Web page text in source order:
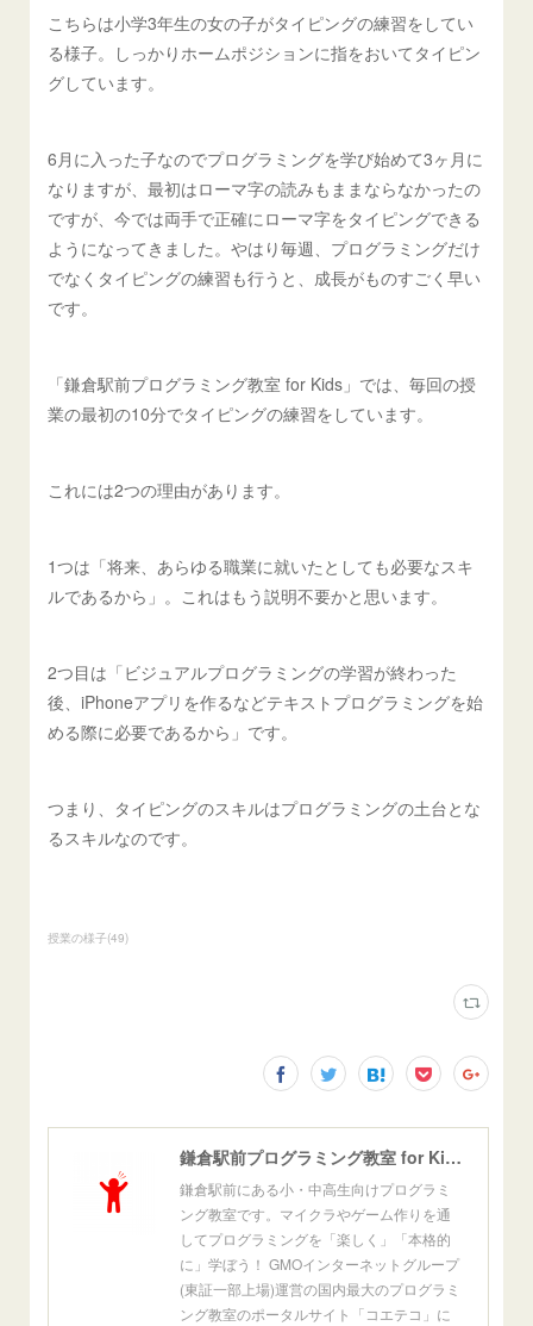
こちらは小学3年生の女の子がタイピングの練習をしてい
る様子。しっかりホームポジションに指をおいてタイピン
グしています。
6月に入った子なのでプログラミングを学び始めて3ヶ月に
なりますが、最初はローマ字の読みもままならなかったの
ですが、今では両手で正確にローマ字をタイピングできる
ようになってきました。やはり毎週、プログラミングだけ
でなくタイピングの練習も行うと、成長がものすごく早い
です。
「鎌倉駅前プログラミング教室 for Kids」では、毎回の授
業の最初の10分でタイピングの練習をしています。
これには2つの理由があります。
1つは「将来、あらゆる職業に就いたとしても必要なスキ
ルであるから」。これはもう説明不要かと思います。
2つ目は「ビジュアルプログラミングの学習が終わった
後、iPhoneアプリを作るなどテキストプログラミングを始
める際に必要であるから」です。
つまり、タイピングのスキルはプログラミングの土台とな
るスキルなのです。
授業の様子(49)
鎌倉駅前プログラミング教室 for Kids[公式]
鎌倉駅前にある小・中高生向けプログラミ
ング教室です。マイクラやゲーム作りを通
してプログラミングを「楽しく」「本格的
に」学ぼう！ GMOインターネットグループ
(東証一部上場)運営の国内最大のプログラミ
ング教室のポータルサイト「コエテコ」に